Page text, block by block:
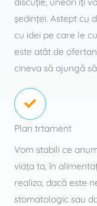
şedinţei. Astept cu
cu idei pe care le
este atât de
cineva să ajungă
Plan trtament
Vom stabili ce
viaţa ta, în
realiza, dacă este
stomatologic sau